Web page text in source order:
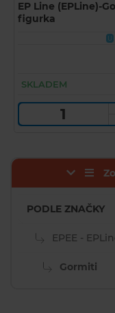
EP Line (EPLine)-
figurka
U
SKLADEM
PODLE ZNAČKY
EPEE -
Gormiti